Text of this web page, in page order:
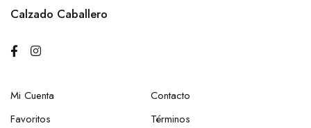
Calzado Caballero
Mi Cuenta
Favoritos
Contacto
Términos